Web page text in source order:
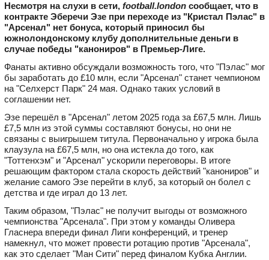
Несмотря на слухи в сети, football.london сообщает, что в
контракте Эберечи Эзе при переходе из "Кристал Пэлас" в
"Арсенал" нет бонуса, который приносил бы
южнолондонскому клубу дополнительные деньги в
случае победы "канониров" в Премьер-Лиге.
Фанаты активно обсуждали возможность того, что "Пэлас" мог
бы заработать до £10 млн, если "Арсенал" станет чемпионом
на "Селхерст Парк" 24 мая. Однако таких условий в
соглашении нет.
Эзе перешёл в "Арсенал" летом 2025 года за £67,5 млн. Лишь
£7,5 млн из этой суммы составляют бонусы, но они не
связаны с выигрышем титула. Первоначально у игрока была
клаузула на £67,5 млн, но она истекла до того, как
"Тоттенхэм" и "Арсенал" ускорили переговоры. В итоге
решающим фактором стала скорость действий "канониров" и
желание самого Эзе перейти в клуб, за который он болел с
детства и где играл до 13 лет.
Таким образом, "Пэлас" не получит выгоды от возможного
чемпионства "Арсенала". При этом у команды Оливера
Гласнера впереди финал Лиги конференций, и тренер
намекнул, что может провести ротацию против "Арсенала",
как это сделает "Ман Сити" перед финалом Кубка Англии.